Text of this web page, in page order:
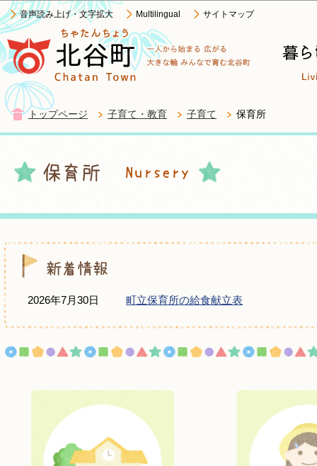
音声読み上げ・文字拡大 Multilingual サイトマップ
トップページ 子育て・教育 子育て 保育所
2026年7月30日 町立保育所の給食献立表